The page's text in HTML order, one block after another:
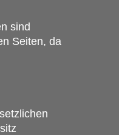
sind
Seiten, da